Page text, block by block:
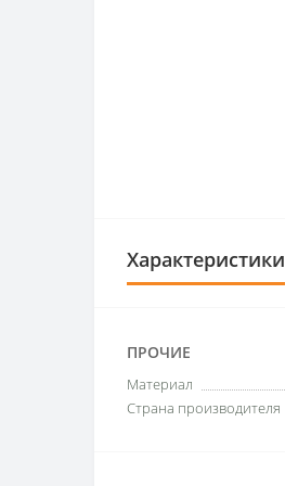
Характеристики
ПРОЧИЕ
Материал
Страна производителя